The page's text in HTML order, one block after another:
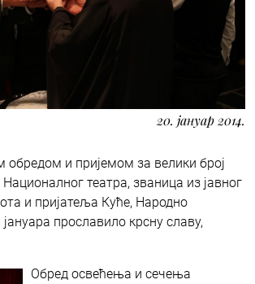
20. јануар 2014.
обредом и пријемом за велики број
Националног театра, званица из јавног
и пријатеља Куће, Народно
прославило крсну славу,
Обред освећења и сечења